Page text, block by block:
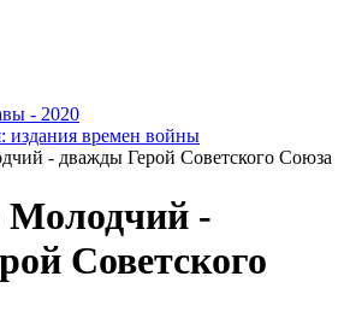
- 2020
издания времен войны
- дважды Герой Советского Союза
Молодчий -
Советского